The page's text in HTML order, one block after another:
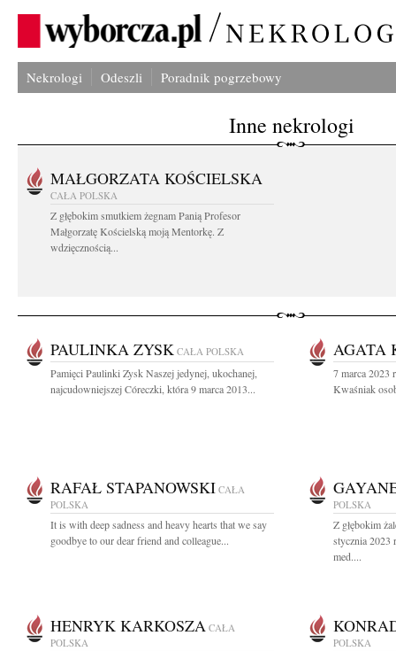
Nekrologi Odeszli Poradnik pogrzebowy
Inne nekrologi
MAŁGORZATA KOŚCIELSKA
CAŁA POLSKA
Z głębokim smutkiem żegnam Panią Profesor
Małgorzatę Kościelską moją Mentorkę. Z
wdzięcznością...
PAULINKA ZYSK CAŁA POLSKA
Pamięci Paulinki Zysk Naszej jedynej, ukochanej,
najcudowniejszej Córeczki, która 9 marca 2013...
AGATA
7 marca 2023
Kwaśniak
RAFAŁ STAPANOWSKI CAŁA
POLSKA
It is with deep sadness and heavy hearts that we say
goodbye to our dear friend and colleague...
POLSKA
Z głębokim
stycznia 2023
med....
HENRYK KARKOSZA CAŁA
POLSKA
POLSKA